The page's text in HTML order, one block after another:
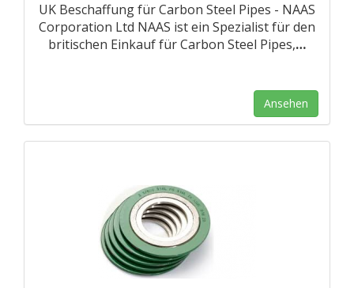
UK Beschaffung für Carbon Steel Pipes - NAAS
Corporation Ltd NAAS ist ein Spezialist für den
britischen Einkauf für Carbon Steel Pipes,…
Ansehen